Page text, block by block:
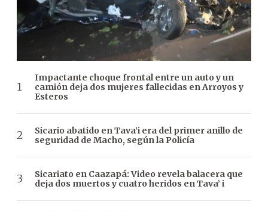
Impactante choque frontal entre un auto y un
camión deja dos mujeres fallecidas en Arroyos y
Esteros
Sicario abatido en Tava’i era del primer anillo de
seguridad de Macho, según la Policía
Sicariato en Caazapá: Video revela balacera que
deja dos muertos y cuatro heridos en Tava’ i